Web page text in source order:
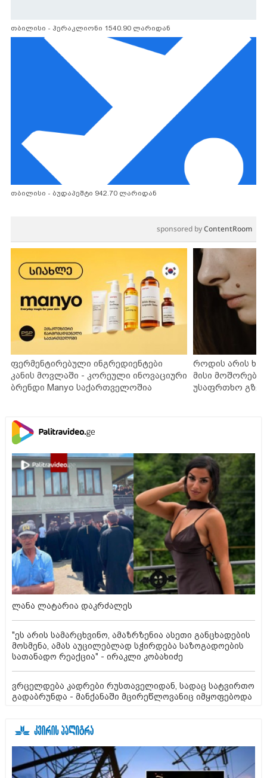
თბილისი - ჰერაკლიონი 1540.90 ლარიდან
თბილისი - ბუდაპეშტი 942.70 ლარიდან
sponsored byContentRoom
ფერმენტირებული ინგრედიენტები
კანის მოვლაში - კორეული ინოვაციური
ბრენდი Manyo საქართველოშია
როდის არის
მისი
უსაფრთხო
ლანა ლატარია დაკრძალეს
"ეს არის სამარცხვინო, ამაზრზენია ასეთი განცხადების
მოსმენა, ამას აუცილებლად სჭირდება საზოგადოების
სათანადო რეაქცია" - ირაკლი კობახიძე
ვრცელდება კადრები რუსთაველიდან, სადაც სატვირთო
გადაბრუნდა - მანქანაში მცირეწლოვანიც იმყოფებოდა